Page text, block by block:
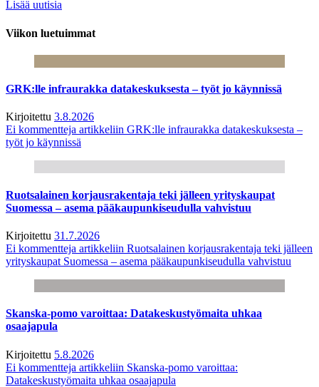
Lisää uutisia
Viikon luetuimmat
GRK:lle infraurakka datakeskuksesta – työt jo käynnissä
Kirjoitettu 3.8.2026
Ei kommentteja artikkeliin GRK:lle infraurakka datakeskuksesta –
työt jo käynnissä
Ruotsalainen korjausrakentaja teki jälleen yrityskaupat
Suomessa – asema pääkaupunkiseudulla vahvistuu
Kirjoitettu 31.7.2026
Ei kommentteja artikkeliin Ruotsalainen korjausrakentaja teki jälleen
yrityskaupat Suomessa – asema pääkaupunkiseudulla vahvistuu
Skanska-pomo varoittaa: Datakeskustyömaita uhkaa
osaajapula
Kirjoitettu 5.8.2026
Ei kommentteja artikkeliin Skanska-pomo varoittaa:
Datakeskustyömaita uhkaa osaajapula